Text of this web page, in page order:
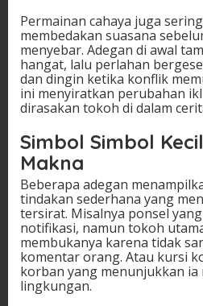
Permainan cahaya juga
membedakan suasana
menyebar. Adegan di awal
hangat, lalu perlahan
dan dingin ketika konflik
ini menyiratkan perubahan
dirasakan tokoh di dalam
Simbol Simbol
Makna
Beberapa adegan
tindakan sederhana yang
tersirat. Misalnya ponsel
notifikasi, namun tokoh
membukanya karena tidak
komentar orang. Atau kursi
korban yang menunjukkan ia
lingkungan.